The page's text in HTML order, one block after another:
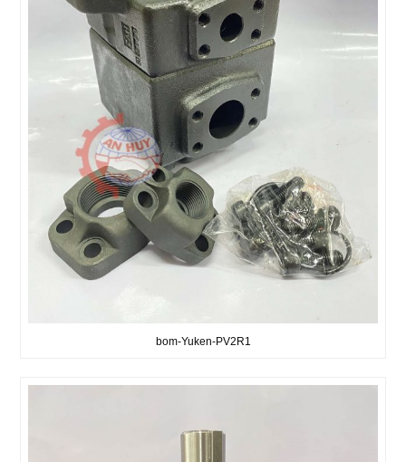
bom-Yuken-PV2R1